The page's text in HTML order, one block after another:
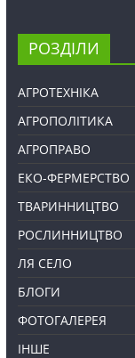
РОЗДІЛИ
АГРОТЕХНІКА
АГРОПОЛІТИКА
АГРОПРАВО
ЕКО-ФЕРМЕРСТВО
ТВАРИННИЦТВО
РОСЛИННИЦТВО
ЛЯ СЕЛО
БЛОГИ
ФОТОГАЛЕРЕЯ
ІНШЕ